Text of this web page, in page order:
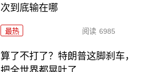
次到底输在哪
最热 阅读 6985
算了不打了？特朗普这脚刹车，